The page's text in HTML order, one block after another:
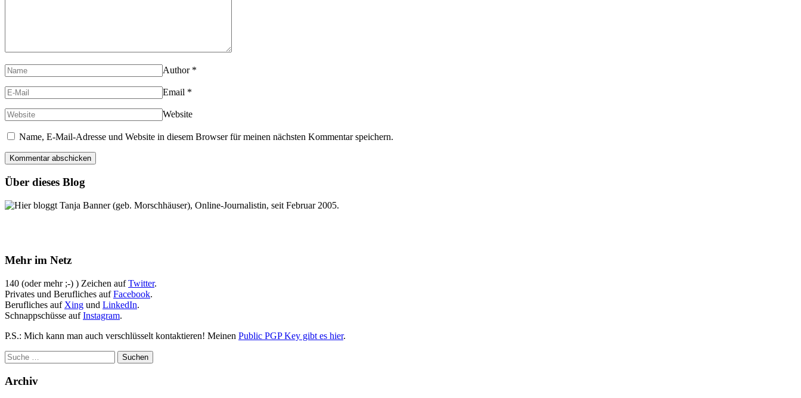
Author *
Email *
Website
Name, E-Mail-Adresse und Website in diesem Browser für meinen nächsten Kommentar speichern.
Über dieses Blog
Hier bloggt Tanja Banner (geb. Morschhäuser), Online-Journalistin, seit Februar 2005.
Mehr im Netz
140 (oder mehr ;-) ) Zeichen aufTwitter.
Privates und Berufliches aufFacebook.
Berufliches auf Xing und LinkedIn.
Schnappschüsse aufInstagram.
P.S.: Mich kann man auch verschlüsselt kontaktieren! Meinen Public PGP Key gibt es hier.
Archiv